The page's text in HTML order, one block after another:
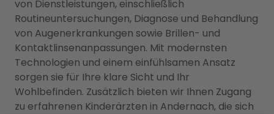
von Dienstleistungen, einschließlich
Routineuntersuchungen, Diagnose und Behandlung
von Augenerkrankungen sowie Brillen- und
Kontaktlinsenanpassungen. Mit modernsten
Technologien und einem einfühlsamen Ansatz
sorgen sie für Ihre klare Sicht und Ihr
Wohlbefinden. Zusätzlich bieten wir Ihnen Zugang
zu erfahrenen Kinderärzten in Andernach, die sich